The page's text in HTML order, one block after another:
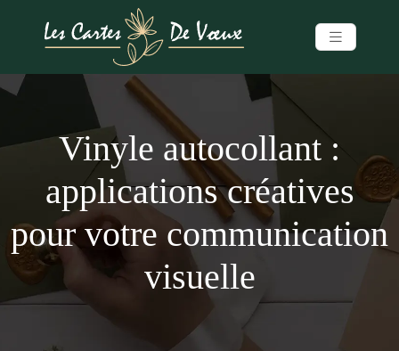
Vinyle autocollant :
applications créatives
pour votre communication
visuelle